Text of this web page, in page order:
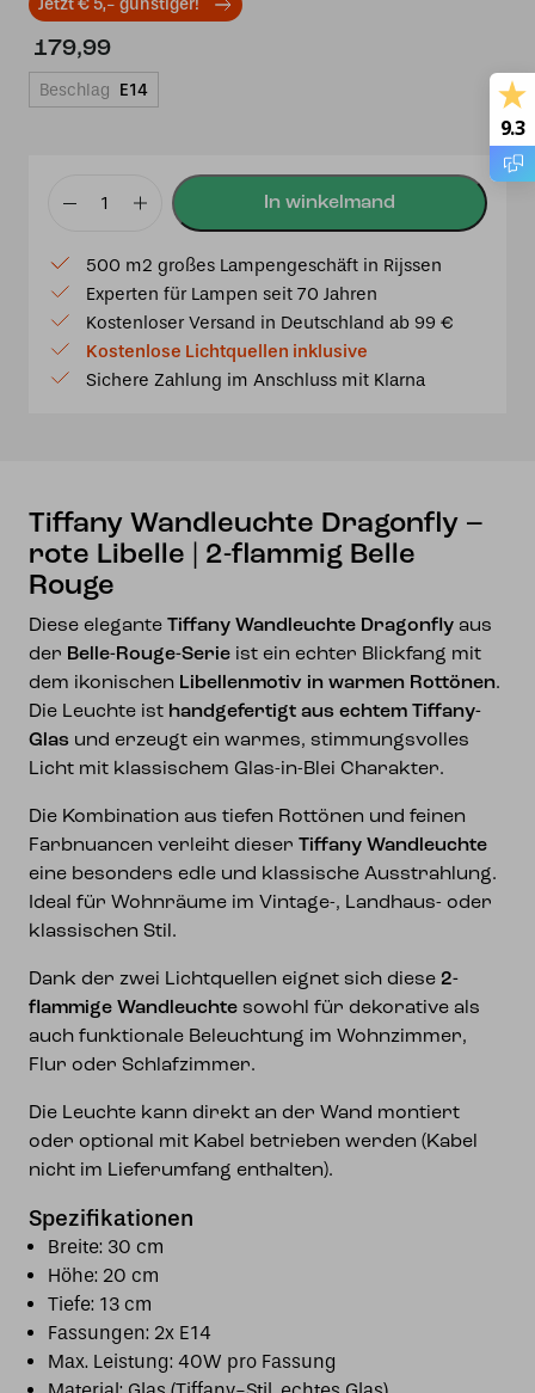
Jetzt € 5,- günstiger!
179,99
Beschlag E14
Tiffany
Dragonfly
–
rote
Libelle
Menge
500 m2 großes Lampengeschäft in Rijssen
Experten für Lampen seit 70 Jahren
Kostenloser Versand in Deutschland ab 99 €
Kostenlose Lichtquellen inklusive
Sichere Zahlung im Anschluss mit Klarna
Tiffany Wandleuchte Dragonfly –
rote Libelle | 2-flammig Belle
Rouge
Diese elegante Tiffany Wandleuchte Dragonfly aus
der Belle-Rouge-Serie ist ein echter Blickfang mit
dem ikonischen Libellenmotiv in warmen Rottönen.
Die Leuchte ist handgefertigt aus echtem Tiffany-
Glas und erzeugt ein warmes, stimmungsvolles
Licht mit klassischem Glas-in-Blei Charakter.
Die Kombination aus tiefen Rottönen und feinen
Farbnuancen verleiht dieser Tiffany Wandleuchte
eine besonders edle und klassische Ausstrahlung.
Ideal für Wohnräume im Vintage-, Landhaus- oder
klassischen Stil.
Dank der zwei Lichtquellen eignet sich diese 2-
flammige Wandleuchte sowohl für dekorative als
auch funktionale Beleuchtung im Wohnzimmer,
Flur oder Schlafzimmer.
Die Leuchte kann direkt an der Wand montiert
oder optional mit Kabel betrieben werden (Kabel
nicht im Lieferumfang enthalten).
Spezifikationen
Breite: 30 cm
Höhe: 20 cm
Tiefe: 13 cm
Fassungen: 2x E14
Max. Leistung: 40W pro Fassung
9.3